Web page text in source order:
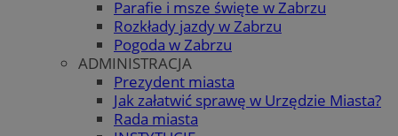
Parafie i msze święte w Zabrzu
Rozkłady jazdy w Zabrzu
Pogoda w Zabrzu
ADMINISTRACJA
Prezydent miasta
Jak załatwić sprawę w Urzędzie Miasta?
Rada miasta